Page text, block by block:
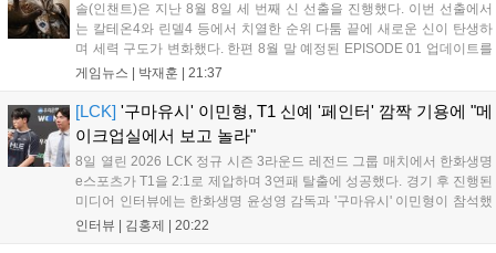
솔(인챈트)은 지난 8월 8일 세 번째 신 선출을 진행했다. 이번 선출에서
는 칼테온4와 린델4 등에서 치열한 순위 다툼 끝에 새로운 신이 탄생하
며 세력 구도가 변화했다. 한편 8월 말 예정된 EPISODE 01 업데이트를
통해 월드 콘텐츠가 추가될 예정이며, 이를 통해 추후 주신 및 절대신에
더욱 가속화될 전망이다....
게임뉴스 | 박재훈 21:37
[LCK] '구마유시' 이민형, T1 신예 '페인터' 깜짝 기용에 "메
이크업실에서 보고 놀라"
8일 열린 2026 LCK 정규 시즌 3라운드 레전드 그룹 매치에서 한화생명
e스포츠가 T1을 2:1로 제압하며 3연패 탈출에 성공했다. 경기 후 진행된
미디어 인터뷰에는 한화생명 윤성영 감독과 '구마유시' 이민형이 참석했
다. 먼저 승리 소감에 대해 윤성영 감독은 "오랜만에 승리해 기분이 좋고,
인터뷰 | 김홍제 20:22